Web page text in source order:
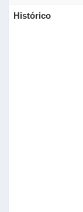
Histórico